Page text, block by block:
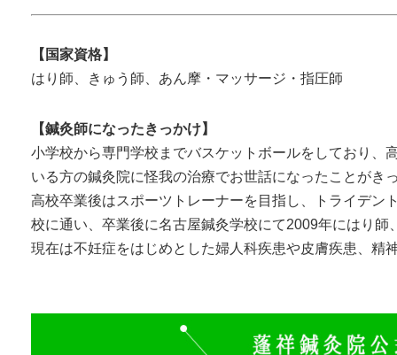
【国家資格】
はり師、きゅう師、あん摩・マッサージ・指圧師
【鍼灸師になったきっかけ】
小学校から専門学校までバスケットボールをしており、
いる方の鍼灸院に怪我の治療でお世話になったことがき
高校卒業後はスポーツトレーナーを目指し、トライデ
校に通い、卒業後に名古屋鍼灸学校にて2009年にはり
現在は不妊症をはじめとした婦人科疾患や皮膚疾患、精